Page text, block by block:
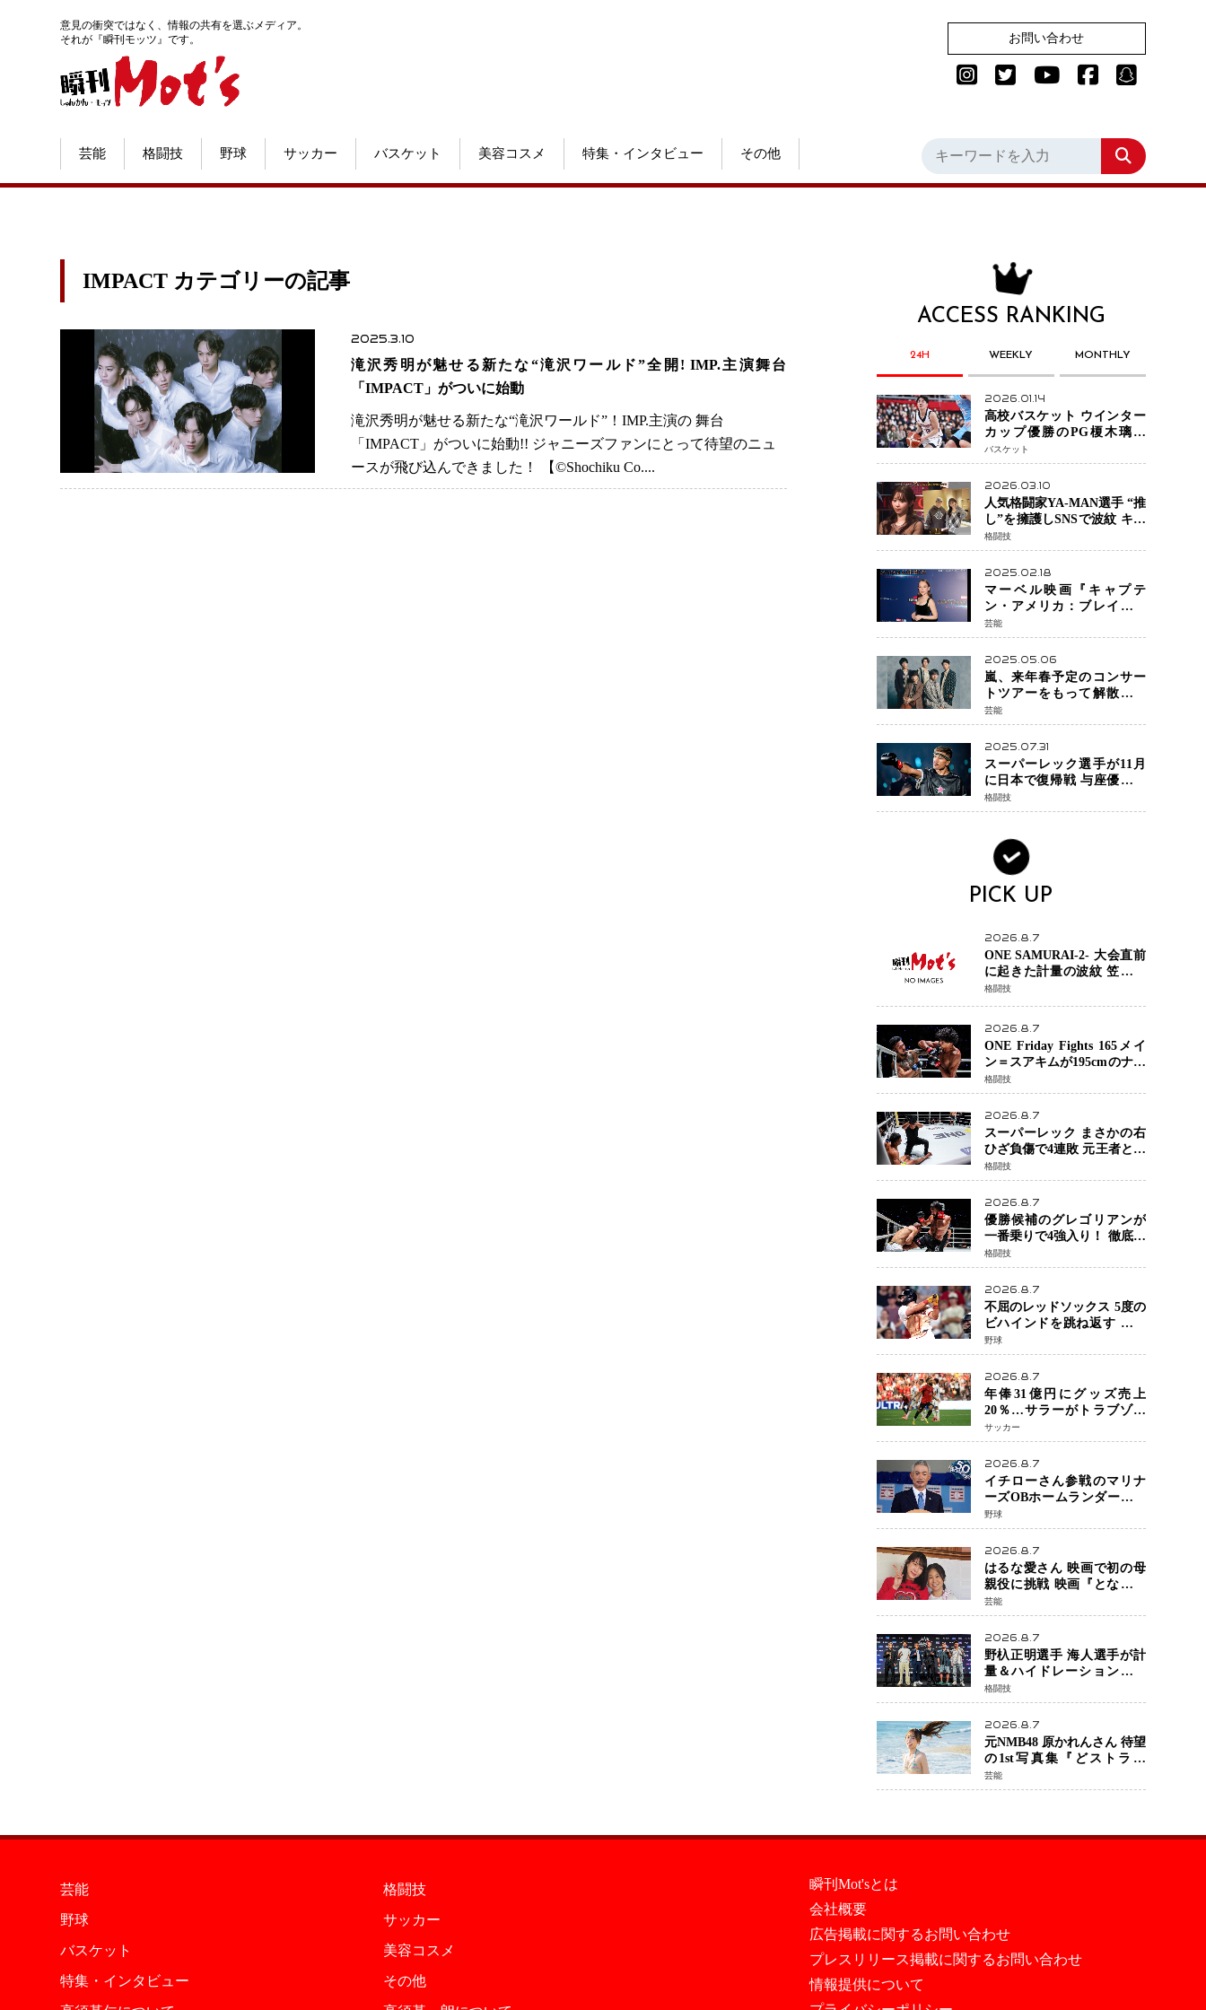
意見の衝突ではなく、情報の共有を選ぶメディア。
それが『瞬刊モッツ』です。
お問い合わせ
芸能 格闘技 野球 サッカー バスケット 美容コスメ 特集・インタビュー その他
IMPACT カテゴリーの記事
2025.3.10
滝沢秀明が魅せる新たな“滝沢ワールド”全開! IMP.主演舞台
「IMPACT」がついに始動
滝沢秀明が魅せる新たな“滝沢ワールド”！IMP.主演の 舞台
「IMPACT」がついに始動!! ジャニーズファンにとって待望のニュ
ースが飛び込んできました！ 【©️Shochiku Co....
ACCESS RANKING
24H WEEKLY MONTHLY
2026.01.14
高校バスケット ウインター
カップ優勝のPG榎木璃旺
（えのき・りお）がプロの
現場へ―。
バスケット
2026.03.10
人気格闘家YA-MAN選手 “推
し”を擁護しSNSで波紋 キャ
バクラ番組騒動に参戦…結
果的にPR効果も？
格闘技
2025.02.18
マーベル映画『キャプテ
ン・アメリカ：ブレイブ・
ニュー・ワールド』 新ブラ
ック・ウィドウ役のシラ・
ハースとは！？
芸能
2025.05.06
嵐、来年春予定のコンサー
トツアーをもって解散 フ
ァンクラブも2026年5月末で
活動終了
芸能
2025.07.31
スーパーレック選手が11月
に日本で復帰戦 与座優貴選
手との激突に「すべての技
術を見せたい」
格闘技
PICK UP
2026.8.7
ONE SAMURAI-2- 大会直前
に起きた計量の波紋 笠原弘
希ら注目ファイターは契約
体重で決戦へ、山本歩夢と
格闘技
2026.8.7
ONE Friday Fights 165メイ
ン＝スアキムが195cmのナビ
ル・アナンからダウン奪
取！猛反撃を耐え抜き判定
勝利、8連勝を達成
格闘技
2026.8.7
スーパーレック まさかの右
ひざ負傷で4連敗 元王者とし
て異例の苦境…「アクシデ
ント」でも消えない危険信
号
格闘技
2026.8.7
優勝候補のグレゴリアンが
一番乗りで4強入り！ 徹底し
たローキックでウスビャン
を攻略、判定勝利
格闘技
2026.8.7
不屈のレッドソックス 5度の
ビハインドを跳ね返す 延長
13回サヨナラ勝ち 吉田正尚
選手も2安打1打点で貢献 4得
点以上は驚異の28連勝
野球
2026.8.7
年俸31億円にグッズ売上
20％…サラーがトラブゾン
スポル加入 世界サッカーは
「五大リーグ一強」から新
時代へ
サッカー
2026.8.7
イチローさん参戦のマリナ
ーズOBホームランダービー
が無料生配信 北米ならで
はの“魅せる興行”に世界が
注目
野球
2026.8.7
はるな愛さん 映画で初の母
親役に挑戦 映画『となりの
とらんす少女ちゃん』11月7
日公開 未来の自分との対話
を描く注目作
芸能
2026.8.7
野杁正明選手 海人選手が計
量＆ハイドレーションテス
トをクリア「ONE
SAMURAI 2」決戦へ万全の
準備整う
格闘技
2026.8.7
元NMB48 原かれんさん 待望
の1st写真集『どストライ
ク』発売決定 バリで魅せる
25歳の新境地
芸能
芸能
格闘技
野球
サッカー
バスケット
美容コスメ
特集・インタビュー
その他
瞬刊Mot'sとは
会社概要
広告掲載に関するお問い合わせ
プレスリリース掲載に関するお問い合わせ
情報提供について